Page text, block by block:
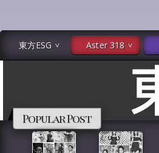
東方ESG Aster 318
Popular Post